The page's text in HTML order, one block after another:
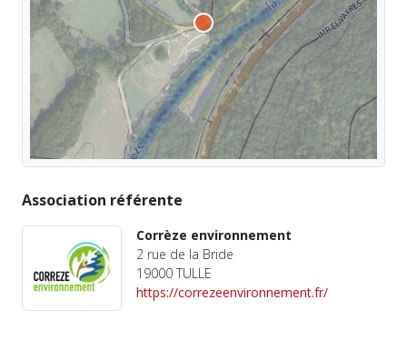
Association référente
Corrèze environnement
2 rue de la Bride
19000 TULLE
https://correzeenvironnement.fr/